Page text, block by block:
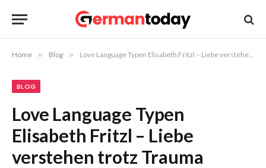
Home » Blog » Love Language Typen Elisabeth Fritzl – Liebe verstehen trotz Trauma
BLOG
Love Language Typen
Elisabeth Fritzl – Liebe
verstehen trotz Trauma